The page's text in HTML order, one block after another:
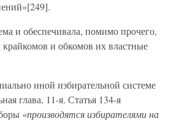
и обеспечивала, помимо прочего,
и обкомов их властные
иной избирательной системе
глава, 11-я. Статья 134-я
«производятся избирателями на